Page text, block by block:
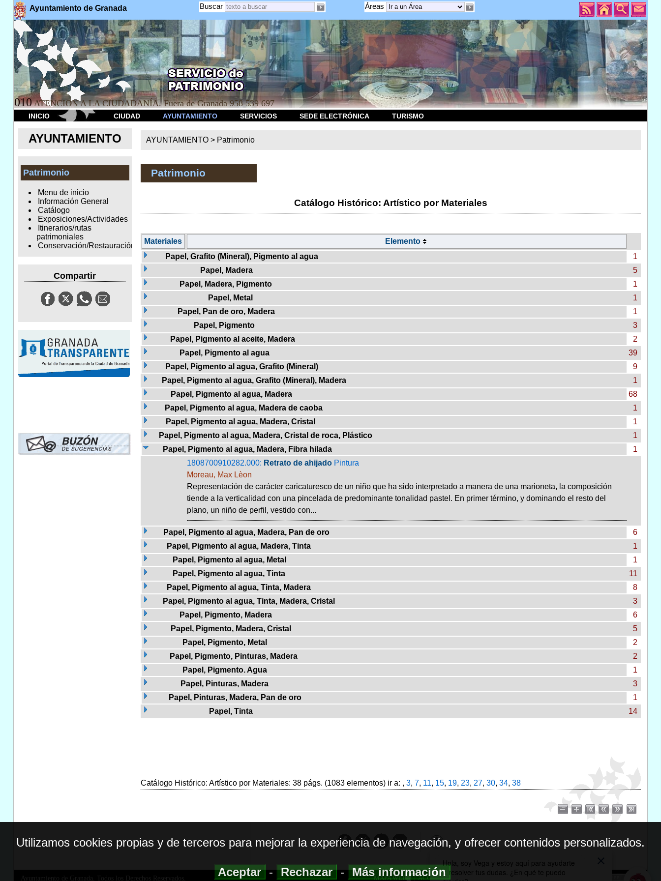
Ayuntamiento de Granada Áreas
Buscar
010 ATENCION A LA CIUDADANÍA. Fuera de Granada 958 539 697
INICIO CIUDAD AYUNTAMIENTO SERVICIOS SEDE ELECTRÓNICA TURISMO
AYUNTAMIENTO
Patrimonio
Menu de inicio
Información General
Catálogo
Exposiciones/Actividades
Itinerarios/rutas
patrimoniales
Conservación/Restauración
Compartir
AYUNTAMIENTO > Patrimonio
Patrimonio
Catálogo Histórico: Artístico por Materiales
Materiales
Elemento
Papel, Grafito (Mineral), Pigmento al agua
1
Papel, Madera
5
Papel, Madera, Pigmento
1
Papel, Metal
1
Papel, Pan de oro, Madera
1
Papel, Pigmento
3
Papel, Pigmento al aceite, Madera
2
Papel, Pigmento al agua
39
Papel, Pigmento al agua, Grafito (Mineral)
9
Papel, Pigmento al agua, Grafito (Mineral), Madera
1
Papel, Pigmento al agua, Madera
68
Papel, Pigmento al agua, Madera de caoba
1
Papel, Pigmento al agua, Madera, Cristal
1
Papel, Pigmento al agua, Madera, Cristal de roca, Plástico
1
Papel, Pigmento al agua, Madera, Fibra hilada
1
1808700910282.000: Retrato de ahijado Pintura
Moreau, Max Lèon
Representación de carácter caricaturesco de un niño que ha sido interpretado a manera de una marioneta, la composición
tiende a la verticalidad con una pincelada de predominante tonalidad pastel. En primer término, y dominando el resto del
plano, un niño de perfil, vestido con...
Papel, Pigmento al agua, Madera, Pan de oro
6
Papel, Pigmento al agua, Madera, Tinta
1
Papel, Pigmento al agua, Metal
1
Papel, Pigmento al agua, Tinta
11
Papel, Pigmento al agua, Tinta, Madera
8
Papel, Pigmento al agua, Tinta, Madera, Cristal
3
Papel, Pigmento, Madera
6
Papel, Pigmento, Madera, Cristal
5
Papel, Pigmento, Metal
2
Papel, Pigmento, Pinturas, Madera
2
Papel, Pigmento. Agua
1
Papel, Pinturas, Madera
3
Papel, Pinturas, Madera, Pan de oro
1
Papel, Tinta
14
Catálogo Histórico: Artístico por Materiales: 38 págs. (1083 elementos) ir a: , 3, 7, 11, 15, 19, 23, 27, 30, 34, 38
Ayuntamiento de Granada. Todos los Derechos Reservados. MAPA WEB|ACCESIBILIDAD
Utilizamos cookies propias y de terceros para mejorar la experiencia de navegación, y ofrecer contenidos personalizados.
Aceptar-Rechazar-Más información